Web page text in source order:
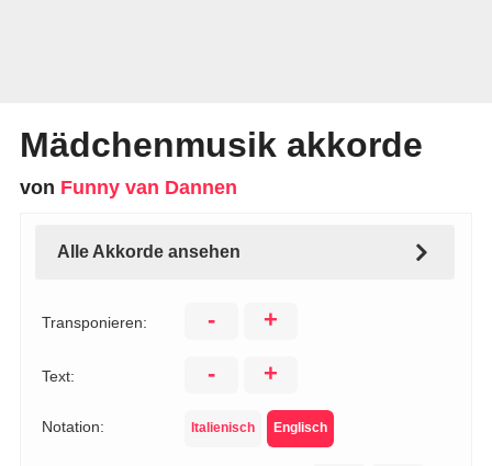
Mädchenmusik akkorde
von Funny van Dannen
Alle Akkorde ansehen
Transponieren: - +
Text: - +
Notation: Italienisch Englisch